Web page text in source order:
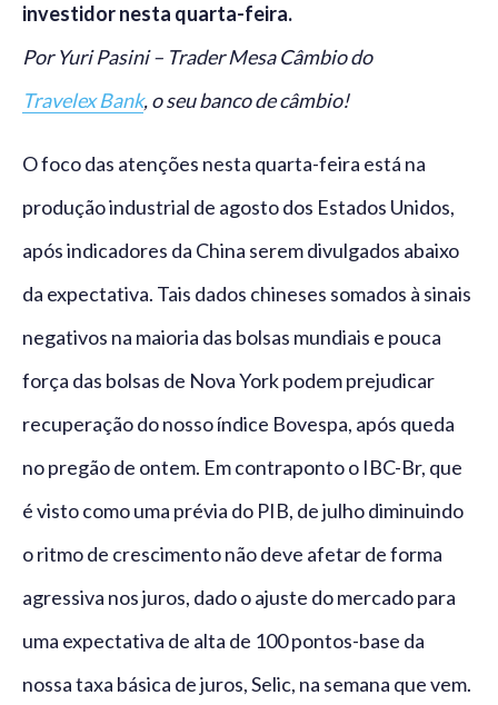
investidor nesta quarta-feira.
Por Yuri Pasini – Trader Mesa Câmbio do
Travelex Bank, o seu banco de câmbio!
O foco das atenções nesta quarta-feira está na
produção industrial de agosto dos Estados Unidos,
após indicadores da China serem divulgados abaixo
da expectativa. Tais dados chineses somados à sinais
negativos na maioria das bolsas mundiais e pouca
força das bolsas de Nova York podem prejudicar
recuperação do nosso índice Bovespa, após queda
no pregão de ontem. Em contraponto o IBC-Br, que
é visto como uma prévia do PIB, de julho diminuindo
o ritmo de crescimento não deve afetar de forma
agressiva nos juros, dado o ajuste do mercado para
uma expectativa de alta de 100 pontos-base da
nossa taxa básica de juros, Selic, na semana que vem.